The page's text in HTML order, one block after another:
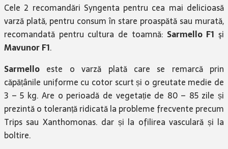
Cele 2 recomandări Syngenta pentru cea mai delicioasă
varză plată, pentru consum în stare proaspătă sau murată,
recomandată pentru cultura de toamnă: Sarmello F1 şi
Mavunor F1.
Sarmello este o varză plată care se remarcă prin
căpățânile uniforme cu cotor scurt și o greutate medie de
3 – 5 kg. Are o perioadă de vegetație de 80 – 85 zile și
prezintă o toleranță ridicată la probleme frecvente precum
Trips sau Xanthomonas. dar și la ofilirea vasculară și la
boltire.